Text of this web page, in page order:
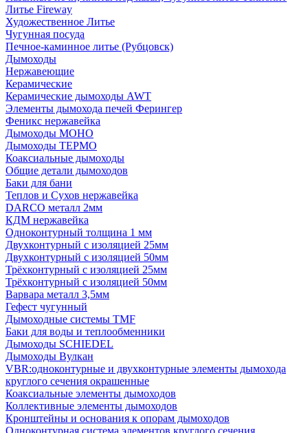
Литье Fireway
Художественное Литье
Чугунная посуда
Печное-каминное литье (Рубцовск)
Дымоходы
Нержавеющие
Керамические
Керамические дымоходы AWT
Элементы дымохода печей Ферингер
Феникс нержавейка
Дымоходы МОНО
Дымоходы ТЕРМО
Коаксиальные дымоходы
Общие детали дымоходов
Баки для бани
Теплов и Сухов нержавейка
DARCO металл 2мм
КДМ нержавейка
Одноконтурный толщина 1 мм
Двухконтурный с изоляцией 25мм
Двухконтурный с изоляцией 50мм
Трёхконтурный с изоляцией 25мм
Трёхконтурный с изоляцией 50мм
Варвара металл 3,5мм
Гефест чугунный
Дымоходные системы TMF
Баки для воды и теплообменники
Дымоходы SCHIEDEL
Дымоходы Вулкан
VBR:одноконтурные и двухконтурные элементы дымохода
круглого сечения окрашенные
Коаксиальные элементы дымоходов
Коллективные элементы дымоходов
Кронштейны и основания к опорам дымоходов
Одноконтурная система элементов круглого сечения